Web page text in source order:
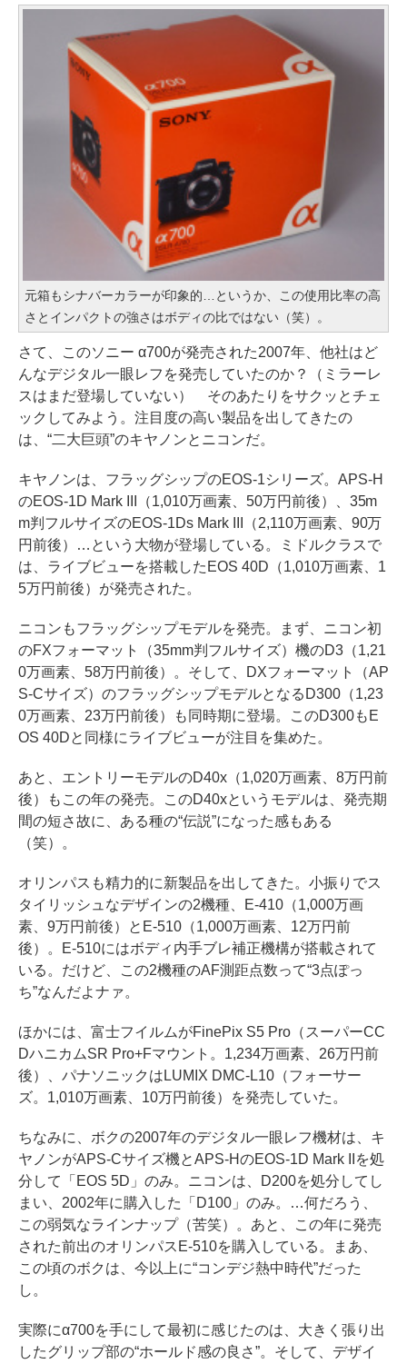
元箱もシナバーカラーが印象的…というか、この使用比率の高
さとインパクトの強さはボディの比ではない（笑）。
さて、このソニー α700が発売された2007年、他社はど
んなデジタル一眼レフを発売していたのか？（ミラーレ
スはまだ登場していない） そのあたりをサクッとチェ
ックしてみよう。注目度の高い製品を出してきたの
は、“二大巨頭”のキヤノンとニコンだ。
キヤノンは、フラッグシップのEOS-1シリーズ。APS-H
のEOS-1D Mark III（1,010万画素、50万円前後）、35m
m判フルサイズのEOS-1Ds Mark III（2,110万画素、90万
円前後）…という大物が登場している。ミドルクラスで
は、ライブビューを搭載したEOS 40D（1,010万画素、1
5万円前後）が発売された。
ニコンもフラッグシップモデルを発売。まず、ニコン初
のFXフォーマット（35mm判フルサイズ）機のD3（1,21
0万画素、58万円前後）。そして、DXフォーマット（AP
S-Cサイズ）のフラッグシップモデルとなるD300（1,23
0万画素、23万円前後）も同時期に登場。このD300もE
OS 40Dと同様にライブビューが注目を集めた。
あと、エントリーモデルのD40x（1,020万画素、8万円前
後）もこの年の発売。このD40xというモデルは、発売期
間の短さ故に、ある種の“伝説”になった感もある
（笑）。
オリンパスも精力的に新製品を出してきた。小振りでス
タイリッシュなデザインの2機種、E-410（1,000万画
素、9万円前後）とE-510（1,000万画素、12万円前
後）。E-510にはボディ内手ブレ補正機構が搭載されて
いる。だけど、この2機種のAF測距点数って“3点ぽっ
ち”なんだよナァ。
ほかには、富士フイルムがFinePix S5 Pro（スーパーCC
DハニカムSR Pro+Fマウント。1,234万画素、26万円前
後）、パナソニックはLUMIX DMC-L10（フォーサー
ズ。1,010万画素、10万円前後）を発売していた。
ちなみに、ボクの2007年のデジタル一眼レフ機材は、キ
ヤノンがAPS-Cサイズ機とAPS-HのEOS-1D Mark IIを処
分して「EOS 5D」のみ。ニコンは、D200を処分してし
まい、2002年に購入した「D100」のみ。…何だろう、
この弱気なラインナップ（苦笑）。あと、この年に発売
された前出のオリンパスE-510を購入している。まあ、
この頃のボクは、今以上に“コンデジ熱中時代”だった
し。
実際にα700を手にして最初に感じたのは、大きく張り出
したグリップ部の“ホールド感の良さ”。そして、デザイ